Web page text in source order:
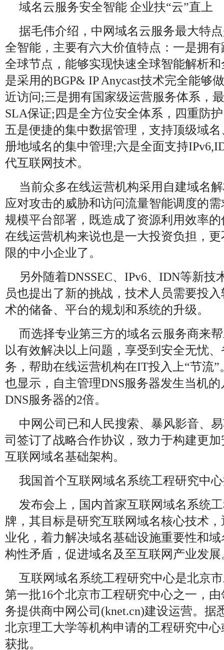
域名云服务安全智能 企业扶“云”直上
据毛伟介绍，中网域名云服务最大特
全智能，主要有六大价值特点：一是拥
全球节点，能够实现快速全球智能解析
是采用的BGP& IP Anycast技术完全能够
近访问;三是拥有国家级运营服务体系，
SLA保证;四是全方位安全体系，四重防
五是便捷的集中数据管理，支持顶级域
册地域名的集中管理;六是全面支持
代互联网技术。
当前众多在线运营机构采用自建域名
应对攻击的威胁和访问流量智能调度的
规模平台部署，既造成了资源利用效率
在线运营机构来说也是一大投资负担，
限的中小企业了。
另外随着DNSSEC、IPv6、IDN等新技
员也提出了新的挑战，技术人员需要投
术的储备、平台的规划和系统的升级。
而选择专业第三方的域名云服务商来
以有效解决以上问题，享受到安全无忧
务，帮助在线运营机构在IT投入上“节流
也显示，自主管理DNS服务器发生当机
DNS服务器的2倍。
中网公司已和人民搜索、暴风影音、
司签订了战略合作协议，致力于构建更
互联网域名基础架构。
我国首个互联网域名系统工程研究中
发布会上，国内首家互联网域名系统
牌，其目标是研究互联网域名核心技术
业化，着力解决域名基础设施重要性和
构性矛盾，促进域名及至互联网产业发展
互联网域名系统工程研究中心是北京
第一批16个北京市工程研究中心之一，
务提供商中网公司(knet.cn)建设运营。据
北京理工大学等机构申请的工程研究中
获批。